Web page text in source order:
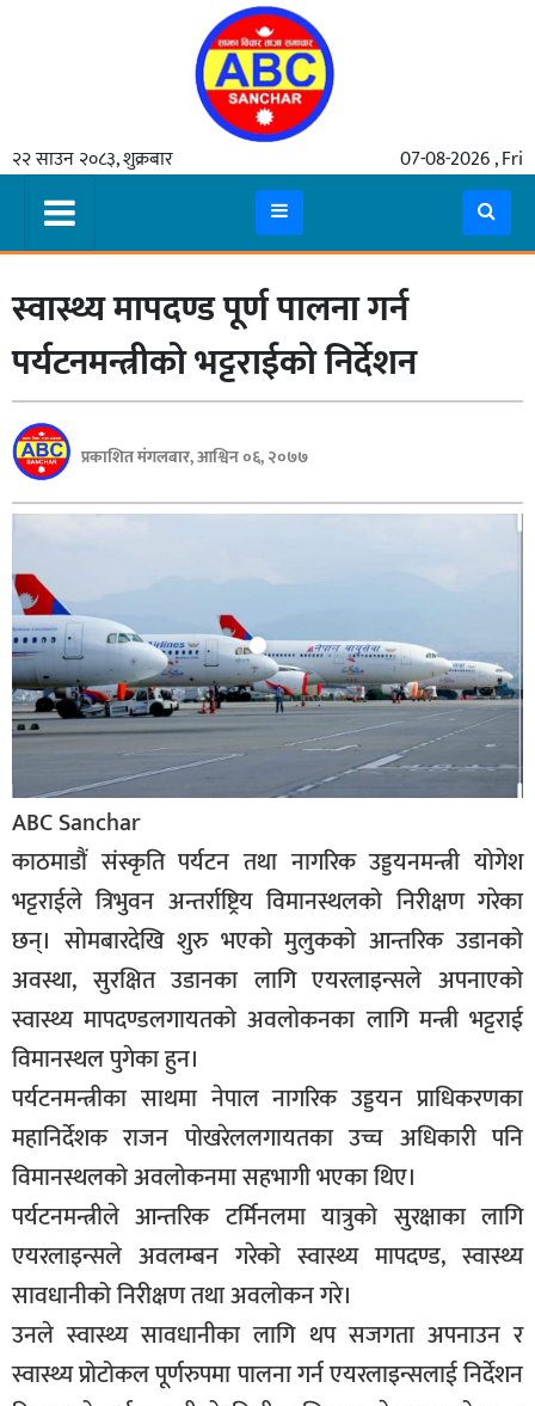
२२ साउन २०८३, शुक्रबार 07-08-2026 , Fri
समाचार
मुख्य
समाचार
कुटनीती
अर्थ
रसरङ्ग
यौन/
स्वास्थ्य
बिशेष
भिडियो
पत्रपत्रिका
खेलकुद
अचम्म
दुनिया
बिचार
कुराकानी
जीवनशैली
साहित्य
सूचना-
प्रवधि
स्वास्थ्य मापदण्ड पूर्ण पालना गर्न
पर्यटनमन्त्रीको भट्टराईको निर्देशन
प्रकाशित मंगलबार, आश्विन ०६, २०७७
ABC Sanchar
काठमाडौं संस्कृति पर्यटन तथा नागरिक उड्डयनमन्त्री योगेश
भट्टराईले त्रिभुवन अन्तर्राष्ट्रिय विमानस्थलको निरीक्षण गरेका
छन्। सोमबारदेखि शुरु भएको मुलुकको आन्तरिक उडानको
अवस्था, सुरक्षित उडानका लागि एयरलाइन्सले अपनाएको
स्वास्थ्य मापदण्डलगायतको अवलोकनका लागि मन्त्री भट्टराई
विमानस्थल पुगेका हुन।
पर्यटनमन्त्रीका साथमा नेपाल नागरिक उड्डयन प्राधिकरणका
महानिर्देशक राजन पोखरेललगायतका उच्च अधिकारी पनि
विमानस्थलको अवलोकनमा सहभागी भएका थिए।
पर्यटनमन्त्रीले आन्तरिक टर्मिनलमा यात्रुको सुरक्षाका लागि
एयरलाइन्सले अवलम्बन गरेको स्वास्थ्य मापदण्ड, स्वास्थ्य
सावधानीको निरीक्षण तथा अवलोकन गरे।
उनले स्वास्थ्य सावधानीका लागि थप सजगता अपनाउन र
स्वास्थ्य प्रोटोकल पूर्णरुपमा पालना गर्न एयरलाइन्सलाई निर्देशन